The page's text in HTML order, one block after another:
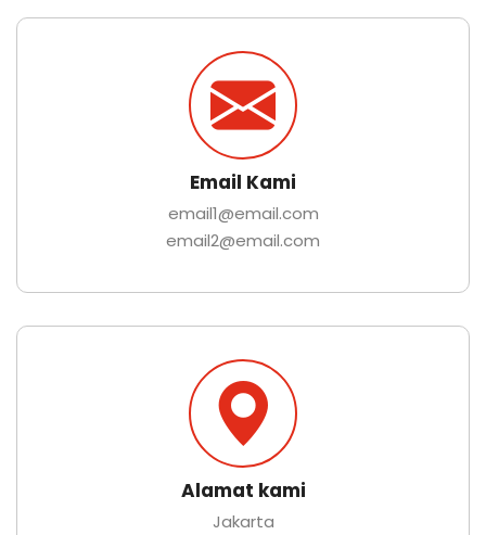
Email Kami
email1@email.com
email2@email.com
Alamat kami
Jakarta